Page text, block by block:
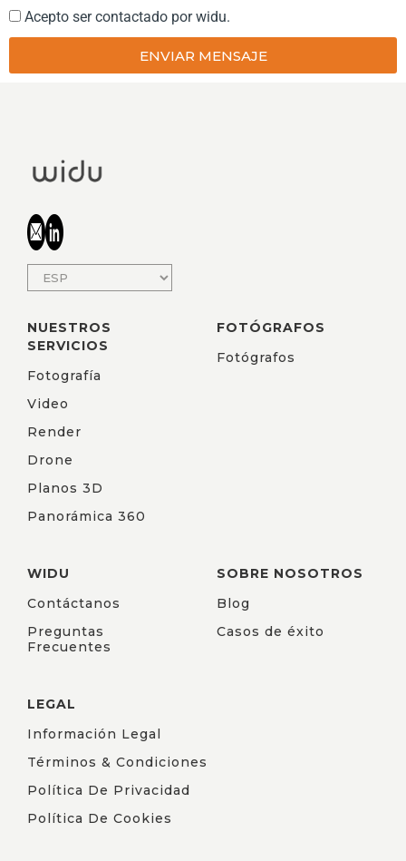
Acepto ser contactado por widu.
ENVIAR MENSAJE
NUESTROS
SERVICIOS
Fotografía
Video
Render
Drone
Planos 3D
Panorámica 360
FOTÓGRAFOS
Fotógrafos
WIDU
Contáctanos
Preguntas
Frecuentes
SOBRE NOSOTROS
Blog
Casos de éxito
LEGAL
Información Legal
Términos & Condiciones
Política De Privacidad
Política De Cookies